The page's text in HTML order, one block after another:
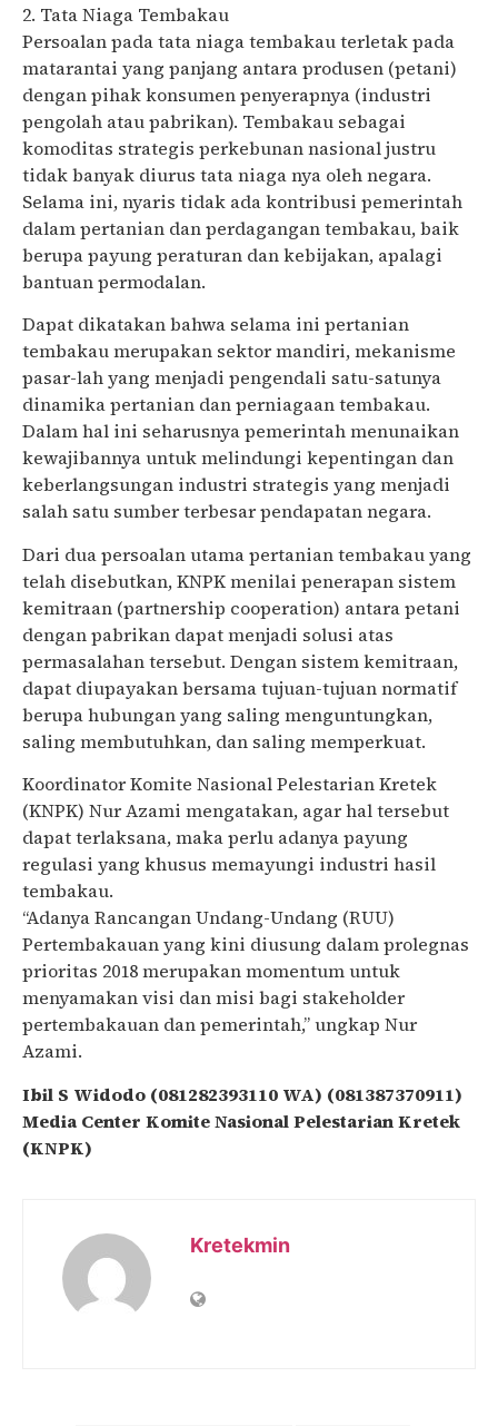
2. Tata Niaga Tembakau
Persoalan pada tata niaga tembakau terletak pada
matarantai yang panjang antara produsen (petani)
dengan pihak konsumen penyerapnya (industri
pengolah atau pabrikan). Tembakau sebagai
komoditas strategis perkebunan nasional justru
tidak banyak diurus tata niaga nya oleh negara.
Selama ini, nyaris tidak ada kontribusi pemerintah
dalam pertanian dan perdagangan tembakau, baik
berupa payung peraturan dan kebijakan, apalagi
bantuan permodalan.
Dapat dikatakan bahwa selama ini pertanian
tembakau merupakan sektor mandiri, mekanisme
pasar-lah yang menjadi pengendali satu-satunya
dinamika pertanian dan perniagaan tembakau.
Dalam hal ini seharusnya pemerintah menunaikan
kewajibannya untuk melindungi kepentingan dan
keberlangsungan industri strategis yang menjadi
salah satu sumber terbesar pendapatan negara.
Dari dua persoalan utama pertanian tembakau yang
telah disebutkan, KNPK menilai penerapan sistem
kemitraan (partnership cooperation) antara petani
dengan pabrikan dapat menjadi solusi atas
permasalahan tersebut. Dengan sistem kemitraan,
dapat diupayakan bersama tujuan-tujuan normatif
berupa hubungan yang saling menguntungkan,
saling membutuhkan, dan saling memperkuat.
Koordinator Komite Nasional Pelestarian Kretek
(KNPK) Nur Azami mengatakan, agar hal tersebut
dapat terlaksana, maka perlu adanya payung
regulasi yang khusus memayungi industri hasil
tembakau.
“Adanya Rancangan Undang-Undang (RUU)
Pertembakauan yang kini diusung dalam prolegnas
prioritas 2018 merupakan momentum untuk
menyamakan visi dan misi bagi stakeholder
pertembakauan dan pemerintah,” ungkap Nur
Azami.
Ibil S Widodo (081282393110 WA) (081387370911)
Media Center Komite Nasional Pelestarian Kretek
(KNPK)
Kretekmin